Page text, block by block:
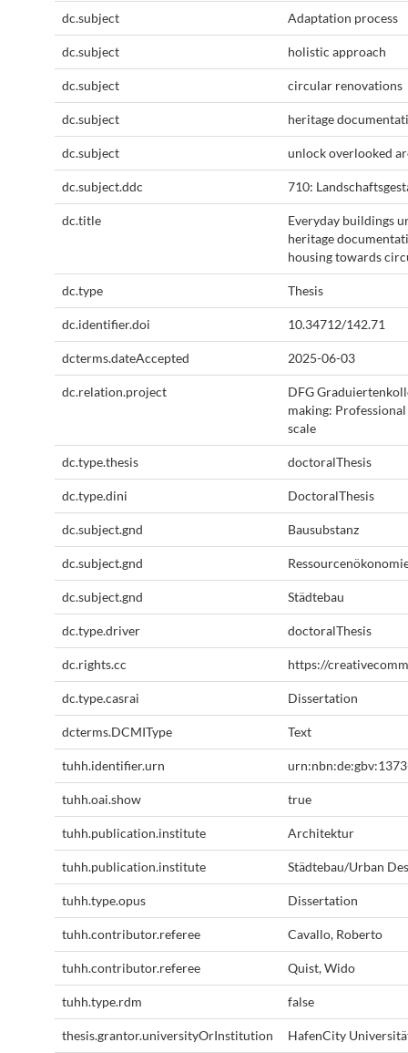
dc.subject Adaptation process
dc.subject holistic approach
dc.subject circular renovations
dc.subject heritage
dc.subject unlock overlooked
dc.subject.ddc 710:
dc.title
Everyday buildings
heritage
housing towards
dc.type Thesis
dc.identifier.doi 10.34712/142.71
dcterms.dateAccepted 2025-06-03
dc.relation.project
DFG
making:
scale
dc.type.thesis doctoralThesis
dc.type.dini DoctoralThesis
dc.subject.gnd Bausubstanz
dc.subject.gnd
dc.subject.gnd Städtebau
dc.type.driver doctoralThesis
dc.rights.cc https://
dc.type.casrai Dissertation
dcterms.DCMIType Text
tuhh.identifier.urn
tuhh.oai.show true
tuhh.publication.institute Architektur
tuhh.publication.institute Städtebau/Urban
tuhh.type.opus Dissertation
tuhh.contributor.referee Cavallo, Roberto
tuhh.contributor.referee Quist, Wido
tuhh.type.rdm false
thesis.grantor.universityOrInstitution HafenCity